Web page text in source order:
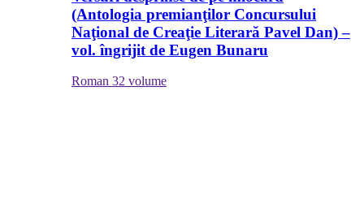
(Antologia premianţilor Concursului
Naţional de Creaţie Literară Pavel Dan) –
vol. îngrijit de Eugen Bunaru
Roman 32 volume